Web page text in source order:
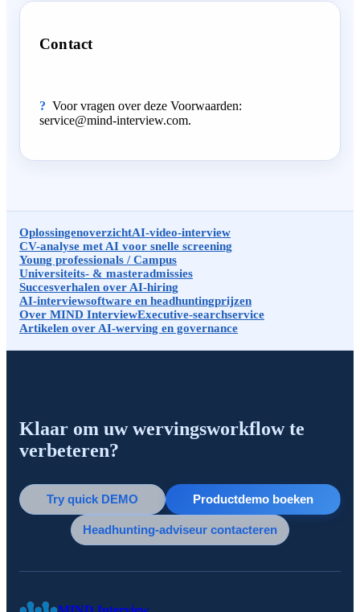
Contact
Voor vragen over deze Voorwaarden:
service@mind-interview.com.
OplossingenoverzichtAI-video-interview
CV-analyse met AI voor snelle screening
Young professionals / Campus
Universiteits- & masteradmissies
Succesverhalen over AI-hiring
AI-interviewsoftware en headhuntingprijzen
Over MIND InterviewExecutive-searchservice
Artikelen over AI-werving en governance
Klaar om uw wervingsworkflow te
verbeteren?
Try quick DEMO Productdemo boeken
Headhunting-adviseur contacteren